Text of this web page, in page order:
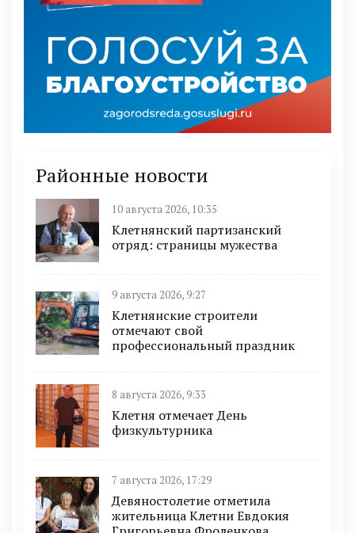
Районные новости
10 августа 2026, 10:35
Клетнянский партизанский
отряд: страницы мужества
9 августа 2026, 9:27
Клетнянские строители
отмечают свой
профессиональный праздник
8 августа 2026, 9:33
Клетня отмечает День
физкультурника
7 августа 2026, 17:29
Девяностолетие отметила
жительница Клетни Евдокия